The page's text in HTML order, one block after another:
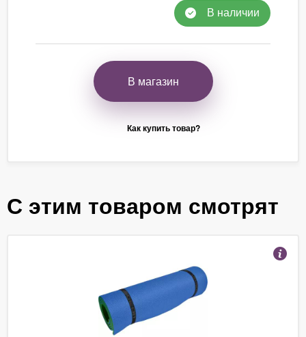
В наличии
В магазин
Как купить товар?
С этим товаром смотрят